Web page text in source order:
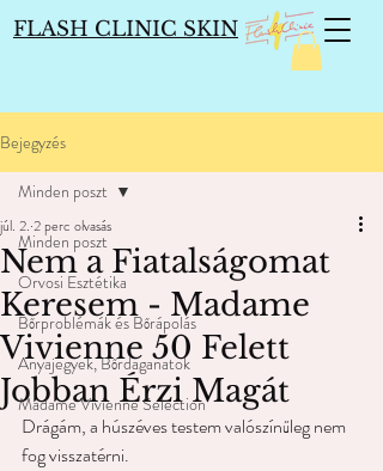
FLASH CLINIC SKIN
Bejegyzés
Minden poszt
Orvosi Esztétika
Bőrproblémák és Bőrápolás
Anyajegyek, Bőrdaganatok
Madame Vivienne Selection
Minden poszt
Nem a Fiatalságomat
Keresem - Madame
Vivienne 50 Felett
Jobban Érzi Magát
júl. 2. 2 perc olvasás
Drágám, a húszéves testem valószínűleg nem
fog visszatérni.